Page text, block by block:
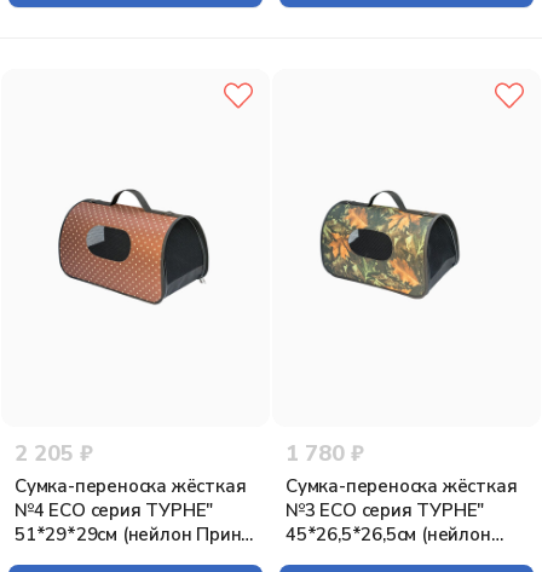
2 205 ₽
Сумка-переноска жёсткая
№4 ECO серия ТУРНЕ"
51*29*29см (нейлон Принт,
пластик)"
1 780 ₽
Сумка-переноска жёсткая
№3 ECO серия ТУРНЕ"
45*26,5*26,5см (нейлон
Принт, пластик)"